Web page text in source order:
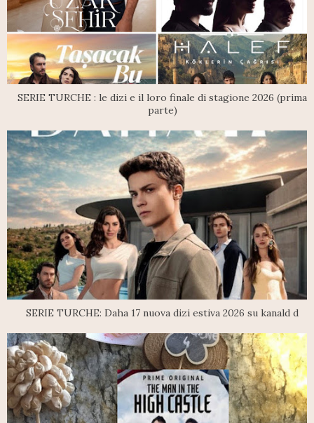
SERIE TURCHE : le dizi e il loro finale di stagione 2026 (prima
parte)
SERIE TURCHE: Daha 17 nuova dizi estiva 2026 su kanald d